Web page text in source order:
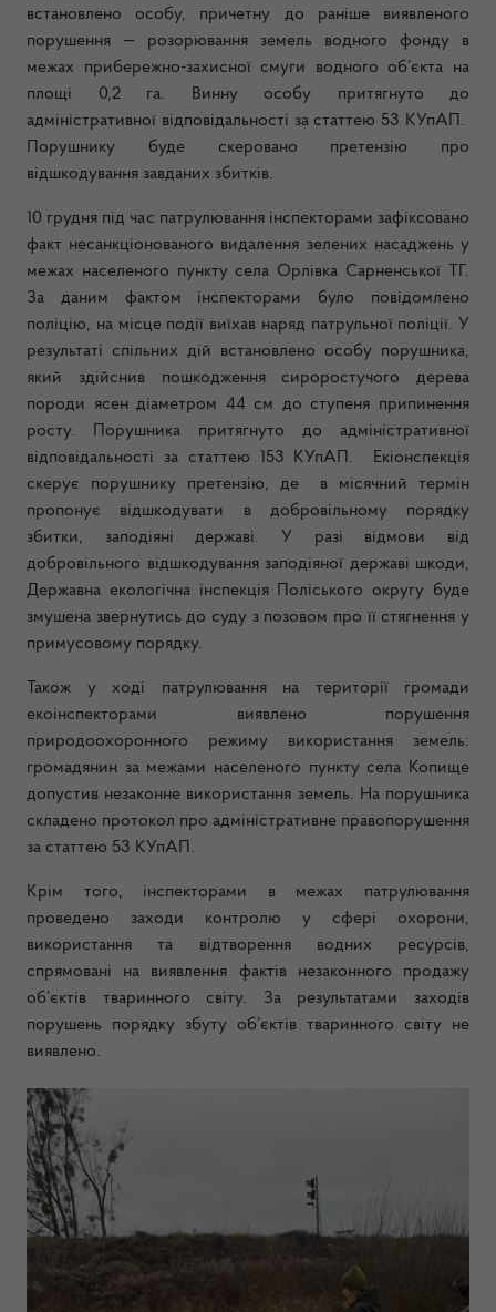
встановлено особу, причетну до раніше виявленого
порушення — розорювання земель водного фонду в
межах прибережно-захисної смуги водного об’єкта на
площі 0,2 га. Винну особу притягнуто до
адміністративної відповідальності за статтею 53 КУпАП.
Порушнику буде скеровано претензію про
відшкодування завданих збитків.
10 грудня під час патрулювання інспекторами зафіксовано
факт несанкціонованого видалення зелених насаджень у
межах населеного пункту села Орлівка Сарненської ТГ.
За даним фактом інспекторами було повідомлено
поліцію, на місце події виїхав наряд патрульної поліції. У
результаті спільних дій встановлено особу порушника,
який здійснив пошкодження сироростучого дерева
породи ясен діаметром 44 см до ступеня припинення
росту. Порушника притягнуто до адміністративної
відповідальності за статтею 153 КУпАП. Екіонспекція
скерує порушнику претензію, де в місячний термін
пропонує відшкодувати в добровільному порядку
збитки, заподіяні державі. У разі відмови від
добровільного відшкодування заподіяної державі шкоди,
Державна екологічна інспекція Поліського округу буде
змушена звернутись до суду з позовом про її стягнення у
примусовому порядку.
Також у ході патрулювання на території громади
екоінспекторами виявлено порушення
природоохоронного режиму використання земель:
громадянин за межами населеного пункту села Копище
допустив незаконне використання земель. На порушника
складено протокол про адміністративне правопорушення
за статтею 53 КУпАП.
Крім того, інспекторами в межах патрулювання
проведено заходи контролю у сфері охорони,
використання та відтворення водних ресурсів,
спрямовані на виявлення фактів незаконного продажу
об’єктів тваринного світу. За результатами заходів
порушень порядку збуту об’єктів тваринного світу не
виявлено.